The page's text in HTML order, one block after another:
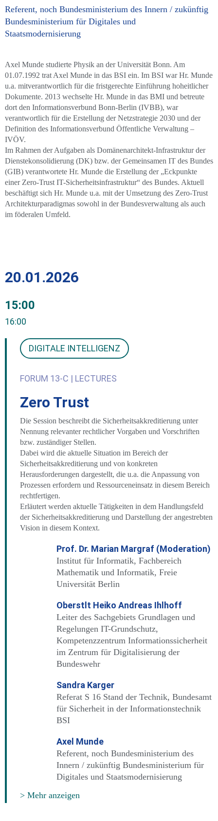
Referent, noch Bundesministerium des Innern / zukünftig
Bundesministerium für Digitales und
Staatsmodernisierung
Axel Munde studierte Physik an der Universität Bonn. Am
01.07.1992 trat Axel Munde in das BSI ein. Im BSI war Hr. Munde
u.a. mitverantwortlich für die fristgerechte Einführung hoheitlicher
Dokumente. 2013 wechselte Hr. Munde in das BMI und betreute
dort den Informationsverbund Bonn-Berlin (IVBB), war
verantwortlich für die Erstellung der Netzstrategie 2030 und der
Definition des Informationsverbund Öffentliche Verwaltung –
IVÖV.
Im Rahmen der Aufgaben als Domänenarchitekt-Infrastruktur der
Dienstekonsolidierung (DK) bzw. der Gemeinsamen IT des Bundes
(GIB) verantwortete Hr. Munde die Erstellung der „Eckpunkte
einer Zero-Trust IT-Sicherheitsinfrastruktur“ des Bundes. Aktuell
beschäftigt sich Hr. Munde u.a. mit der Umsetzung des Zero-Trust
Architekturparadigmas sowohl in der Bundesverwaltung als auch
im föderalen Umfeld.
20.01.2026
15:00
16:00
DIGITALE INTELLIGENZ
FORUM 13-C | LECTURES
Zero Trust
Die Session beschreibt die Sicherheitsakkreditierung unter
Nennung relevanter rechtlicher Vorgaben und Vorschriften
bzw. zuständiger Stellen.
Dabei wird die aktuelle Situation im Bereich der
Sicherheitsakkreditierung und von konkreten
Herausforderungen dargestellt, die u.a. die Anpassung von
Prozessen erfordern und Ressourceneinsatz in diesem Bereich
rechtfertigen.
Erläutert werden aktuelle Tätigkeiten in dem Handlungsfeld
der Sicherheitsakkreditierung und Darstellung der angestrebten
Vision in diesem Kontext.
Prof. Dr. Marian Margraf (Moderation)
Institut für Informatik, Fachbereich
Mathematik und Informatik, Freie
Universität Berlin
Oberstlt Heiko Andreas Ihlhoff
Leiter des Sachgebiets Grundlagen und
Regelungen IT-Grundschutz,
Kompetenzzentrum Informationssicherheit
im Zentrum für Digitalisierung der
Bundeswehr
Sandra Karger
Referat S 16 Stand der Technik, Bundesamt
für Sicherheit in der Informationstechnik
BSI
Axel Munde
Referent, noch Bundesministerium des
Innern / zukünftig Bundesministerium für
Digitales und Staatsmodernisierung
> Mehr anzeigen